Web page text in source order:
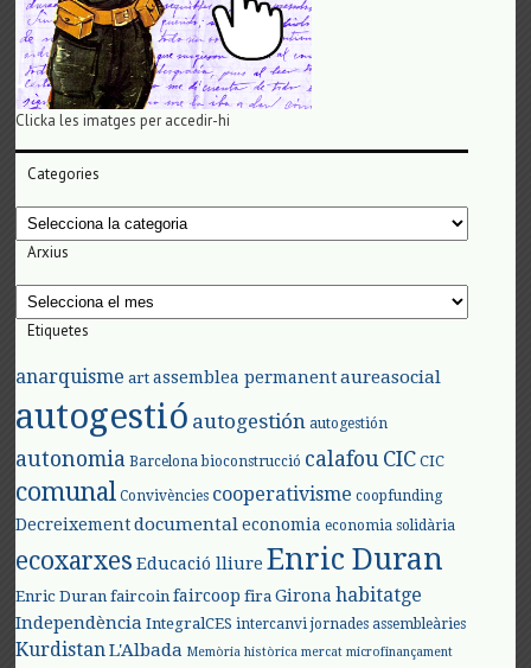
Clicka les imatges per accedir-hi
Categories
Categories
Arxius
Arxius
Etiquetes
anarquisme art assemblea permanent aureasocial
autogestió autogestión autogestión
autonomia Barcelona bioconstrucció calafouCIC CIC
comunal Convivències cooperativisme coopfunding
Decreixement documental economia economia solidària
ecoxarxes Educació lliure Enric Duran
Enric Duran faircoin faircoop fira Girona habitatge
Independència IntegralCES intercanvi jornades assembleàries
KurdistanL'Albada Memòria històrica mercat microfinançament